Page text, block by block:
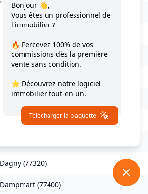
Chessy( 77700)
Compans(77290 )
Coupvray(77700)
Courchamp(77560
Dagny (77320)
Dampmart (77400)
Bonjour 👋,
Vous êtes un professionnel de
l'immobilier ?
🔥 Percevez 100% de vos
commissions dès la première
vente sans condition.
⭐ Découvrez notre logiciel
immobilier tout-en-un.
Télécharger la plaquette